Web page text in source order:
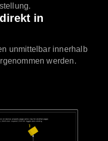
in
unmittelbar innerhalb
werden.